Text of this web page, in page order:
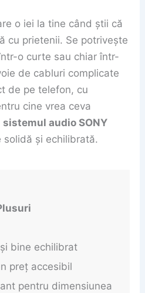
o iei la tine când știi că
cu prietenii. Se potrivește
o curte sau chiar într-
de cabluri complicate
de pe telefon, cu
cine vrea ceva
sistemul audio SONY
solidă și echilibrată.
bine echilibrat
preț accesibil
pentru dimensiunea